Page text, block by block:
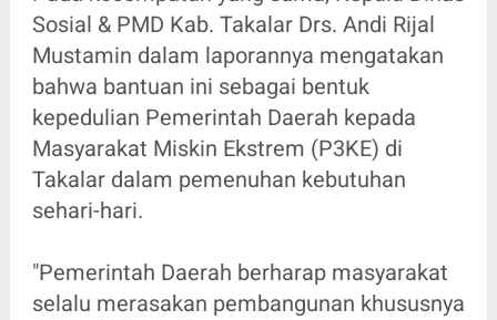
Sosial & PMD Kab. Takalar Drs. Andi Rijal
Mustamin dalam laporannya mengatakan
bahwa bantuan ini sebagai bentuk
kepedulian Pemerintah Daerah kepada
Masyarakat Miskin Ekstrem (P3KE) di
Takalar dalam pemenuhan kebutuhan
sehari-hari.
"Pemerintah Daerah berharap masyarakat
selalu merasakan pembangunan khususnya